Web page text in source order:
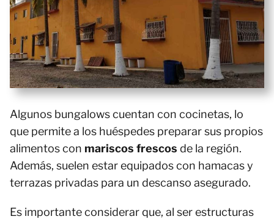
Algunos bungalows cuentan con cocinetas, lo
que permite a los huéspedes preparar sus propios
alimentos con mariscos frescos de la región.
Además, suelen estar equipados con hamacas y
terrazas privadas para un descanso asegurado.
Es importante considerar que, al ser estructuras